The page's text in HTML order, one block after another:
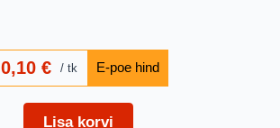
0,10€ tk
Lisa korvi